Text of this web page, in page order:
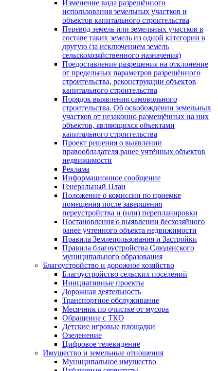
Изменение вида разрешённого
использования земельных участков и
объектов капитального строительства
Перевод земель или земельных участков в
составе таких земель из одной категории в
другую (за исключением земель
сельскохозяйственного назначения)
Предоставление разрешения на отклонение
от предельных параметров разрешённого
строительства, реконструкции объектов
капитального строительства
Порядок выявления самовольного
строительства. Об освобождении земельных
участков от незаконно размещённых на них
объектов, являющихся объектами
капитального строительства
Проект решения о выявлении
правообладателя ранее учтённых объектов
недвижимости
Реклама
Информационное сообщение
Генеральный План
Положение о комиссии по приемке
помещения после завершения
переустройства и (или) перепланировки
Постановления о выявлении бесхозяйного
ранее учтенного объекта недвижимости
Правила Землепользования и Застройки
Правила благоустройства Слюдянского
муниципального образования
Благоустройство и дорожное хозяйство
Благоустройство сельских поселений
Инициативные проекты
Дорожная деятельность
Транспортное обслуживание
Месячник по очистке от мусора
Обращение с ТКО
Детские игровые площадки
Озеленение
Цифровое телевидение
Имущество и земельные отношения
Муниципальное имущество